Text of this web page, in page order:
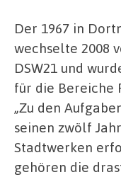
Der 1967 in
wechselte 2008
DSW21 und
für die Bereiche
„Zu den
seinen zwölf
Stadtwerken
gehören die